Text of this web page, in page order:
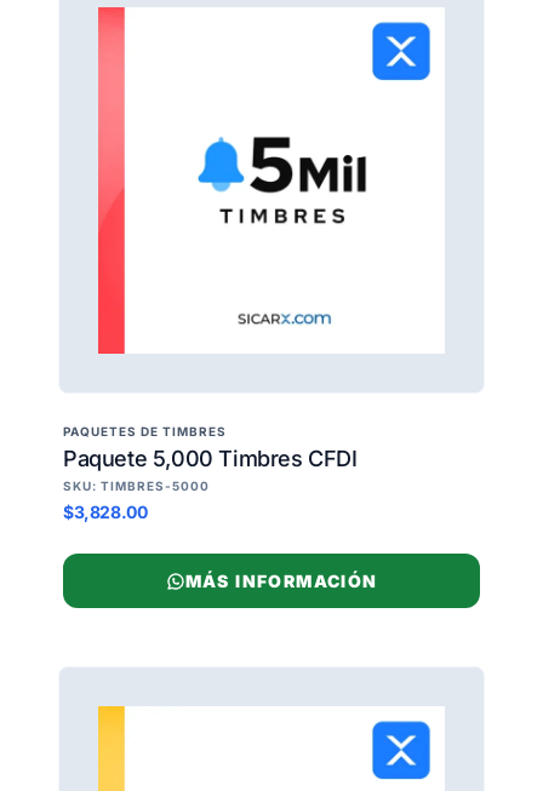
PAQUETES DE TIMBRES
Paquete 5,000 Timbres CFDI
SKU: TIMBRES-5000
$3,828.00
MÁS INFORMACIÓN